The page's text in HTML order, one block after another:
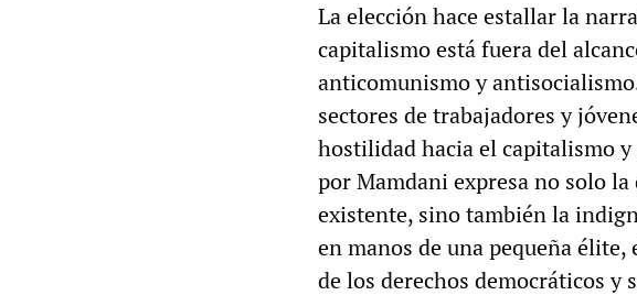
La elección hace estallar la
capitalismo está fuera del
anticomunismo y
sectores de trabajadores y
hostilidad hacia el capitalismo
por Mamdani expresa no solo
existente, sino también la
en manos de una pequeña
de los derechos democráticos y